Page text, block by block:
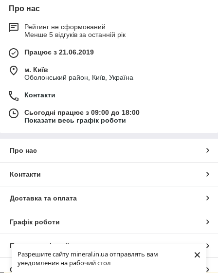
Разрешите сайту mineral.in.ua отправлять вам
уведомления на рабочий стол
×
Про нас
Рейтинг не сформований
Менше 5 відгуків за останній рік
Працює з 21.06.2019
м. Київ
Оболонський район, Київ, Україна
Контакти
Сьогодні працює з 09:00 до 18:00
Показати весь графік роботи
Про нас
Контакти
Доставка та оплата
Графік роботи
Повна версія сайту
Сайт створено на маркетплейсі